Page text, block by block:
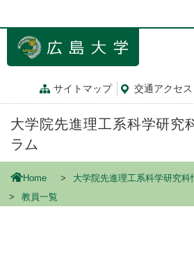
ン
サイトマップ 交通アクセス
大学院先進理工系科学研究
ラム
Home
大学院先進理工系科学研究科
教員一覧